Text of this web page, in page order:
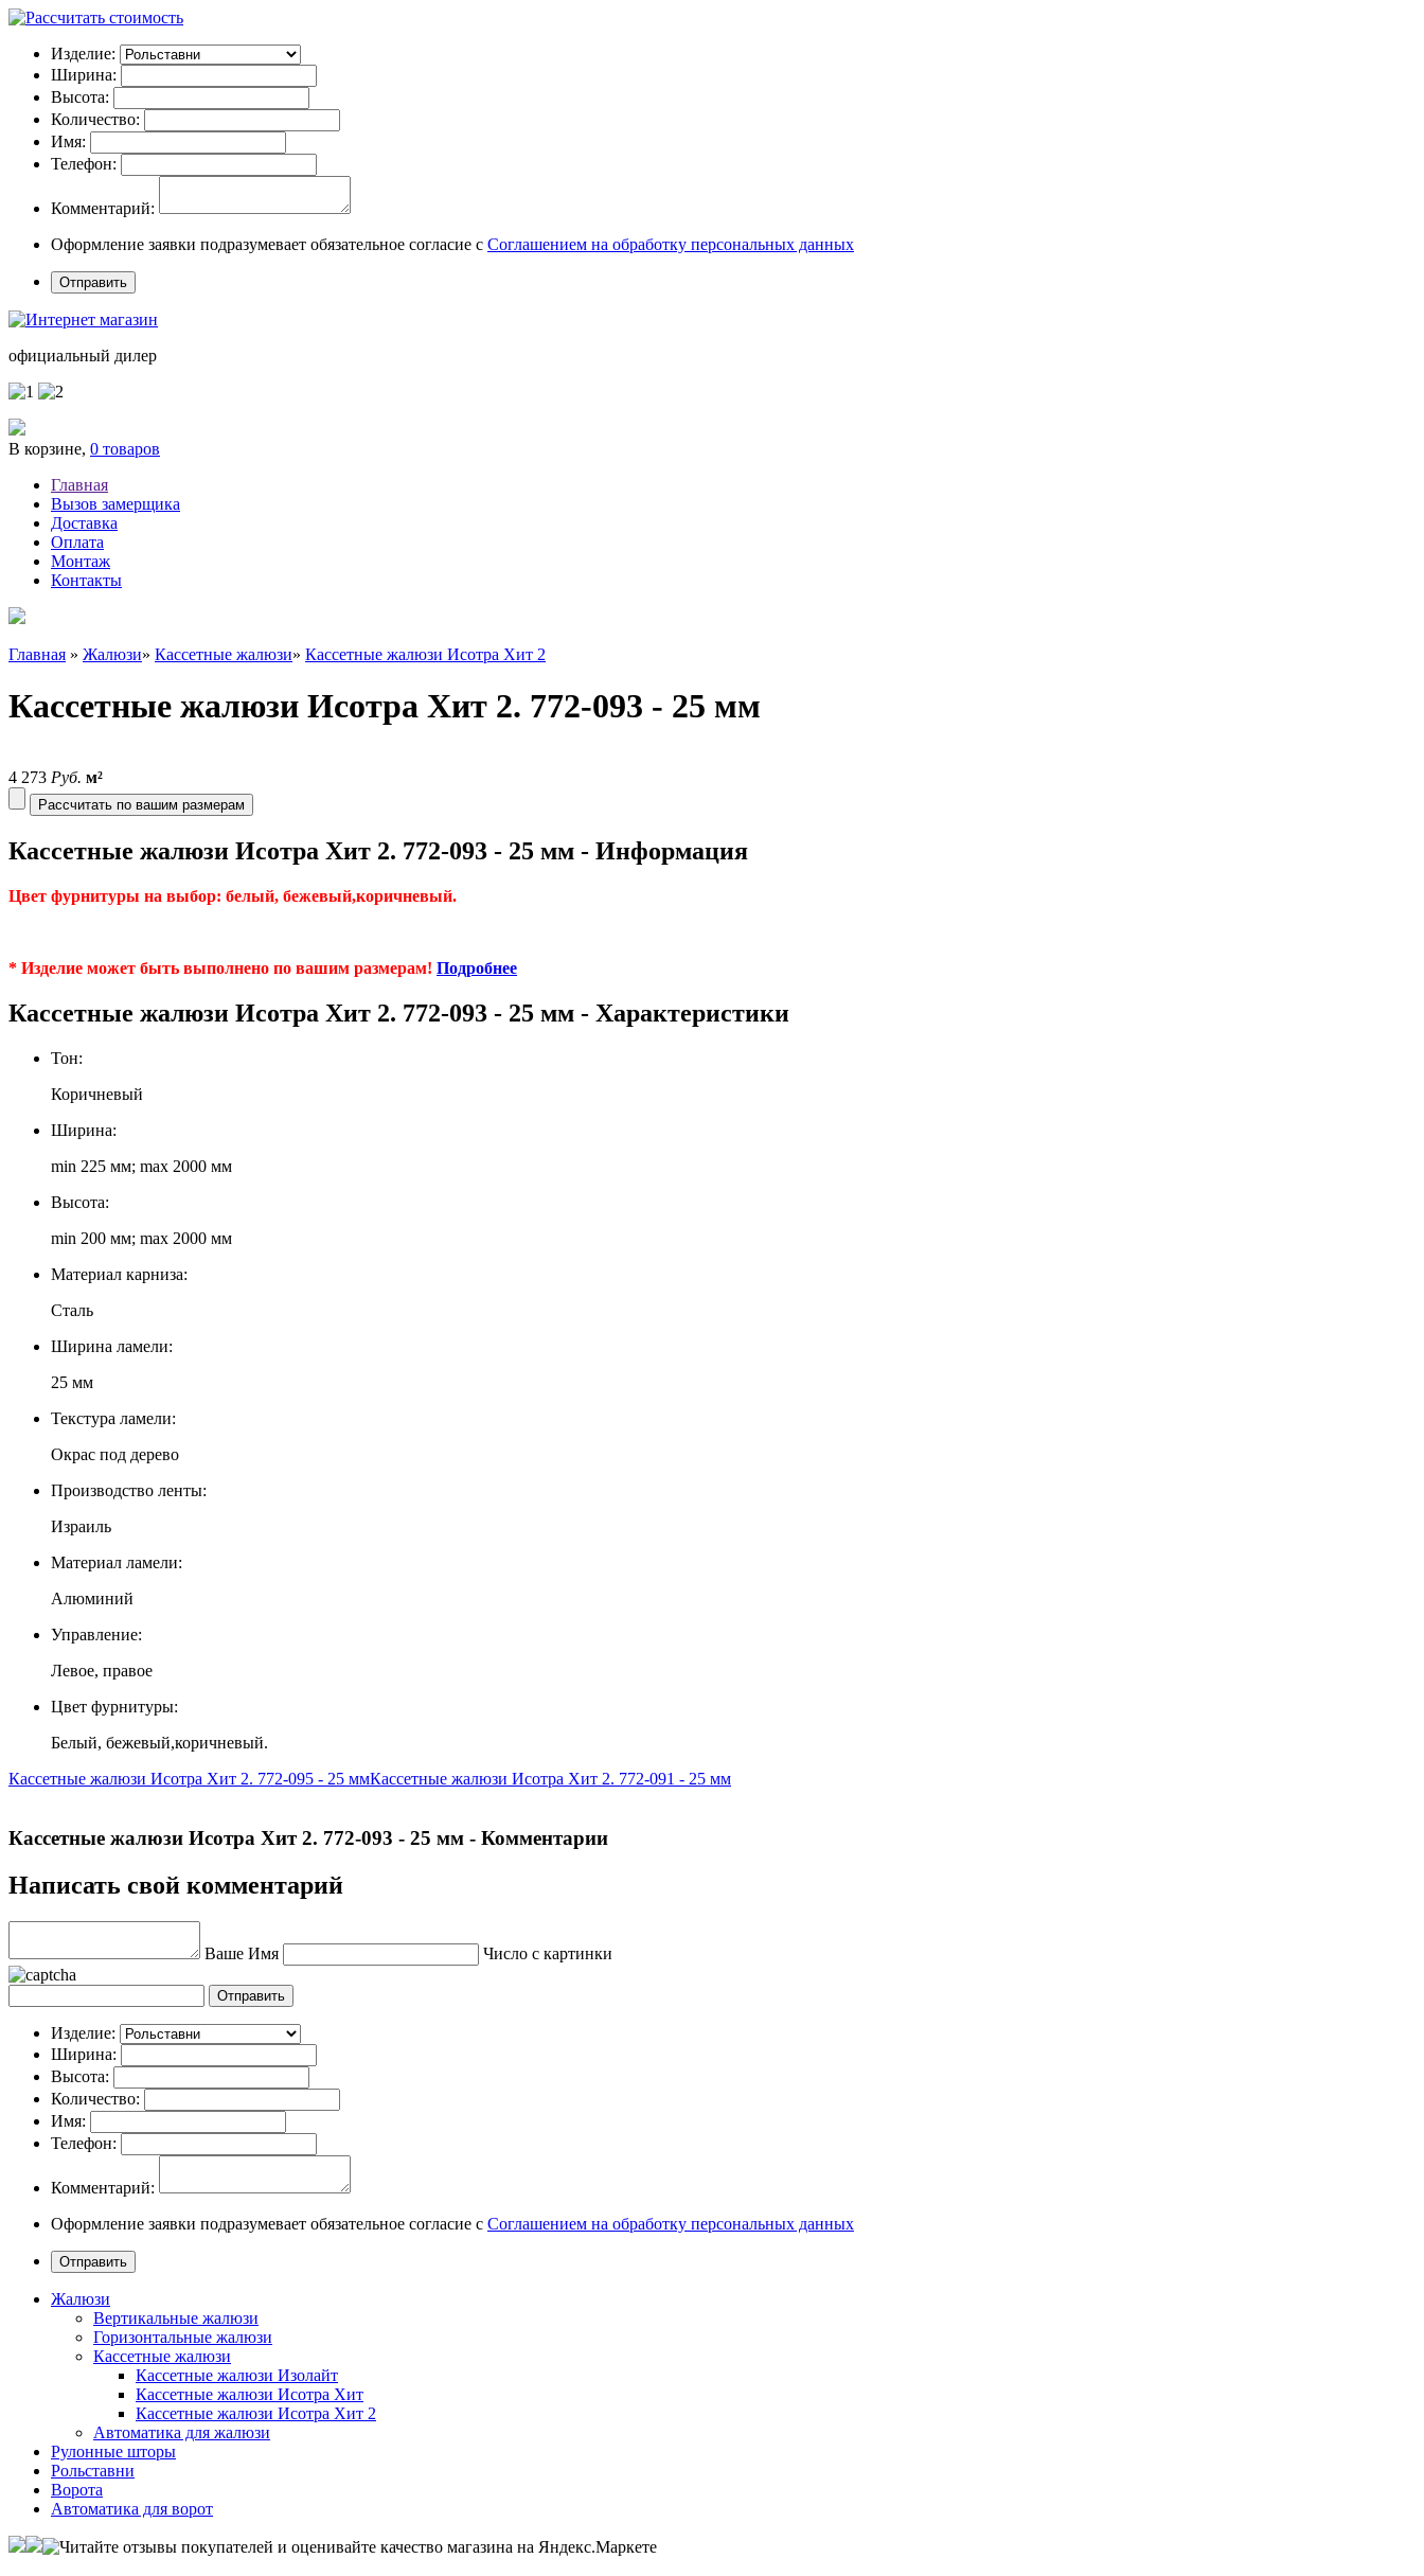
Изделие:
Ширина:
Высота:
Количество:
Имя:
Телефон:
Комментарий:
Оформление заявки подразумевает обязательное согласие с Соглашением на обработку персональных данных
официальный дилер
В корзине, 0 товаров
Главная
Вызов замерщика
Доставка
Оплата
Монтаж
Контакты
Главная » Жалюзи» Кассетные жалюзи» Кассетные жалюзи Исотра Хит 2
Кассетные жалюзи Исотра Хит 2. 772-093 - 25 мм
4 273 Руб. м²
Рассчитать по вашим размерам
Кассетные жалюзи Исотра Хит 2. 772-093 - 25 мм - Информация
Цвет фурнитуры на выбор: белый, бежевый,коричневый.
* Изделие может быть выполнено по вашим размерам! Подробнее
Кассетные жалюзи Исотра Хит 2. 772-093 - 25 мм - Характеристики
Тон:
Коричневый
Ширина:
min 225 мм; max 2000 мм
Высота:
min 200 мм; max 2000 мм
Материал карниза:
Сталь
Ширина ламели:
25 мм
Текстура ламели:
Окрас под дерево
Производство ленты:
Израиль
Материал ламели:
Алюминий
Управление:
Левое, правое
Цвет фурнитуры:
Белый, бежевый,коричневый.
Кассетные жалюзи Исотра Хит 2. 772-095 - 25 ммКассетные жалюзи Исотра Хит 2. 772-091 - 25 мм
Кассетные жалюзи Исотра Хит 2. 772-093 - 25 мм - Комментарии
Написать свой комментарий
Ваше Имя Число с картинки
Изделие:
Ширина:
Высота:
Количество:
Имя:
Телефон:
Комментарий:
Оформление заявки подразумевает обязательное согласие с Соглашением на обработку персональных данных
Жалюзи
Вертикальные жалюзи
Горизонтальные жалюзи
Кассетные жалюзи
Кассетные жалюзи Изолайт
Кассетные жалюзи Исотра Хит
Кассетные жалюзи Исотра Хит 2
Автоматика для жалюзи
Рулонные шторы
Рольставни
Ворота
Автоматика для ворот